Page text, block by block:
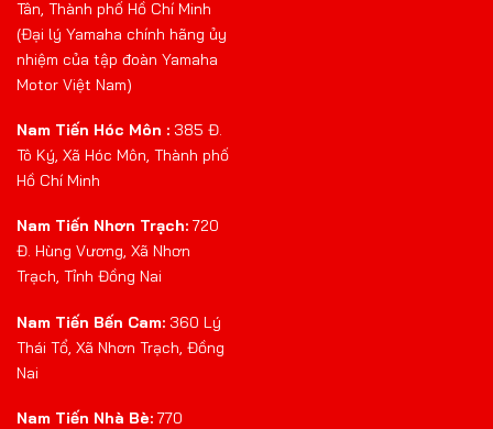
Tân, Thành phố Hồ Chí Minh
(Đại lý Yamaha chính hãng ủy
nhiệm của tập đoàn Yamaha
Motor Việt Nam)
Nam Tiến Hóc Môn : 385 Đ.
Tô Ký, Xã Hóc Môn, Thành phố
Hồ Chí Minh
Nam Tiến Nhơn Trạch: 720
Đ. Hùng Vương, Xã Nhơn
Trạch, Tỉnh Đồng Nai
Nam Tiến Bến Cam: 360 Lý
Thái Tổ, Xã Nhơn Trạch, Đồng
Nai
Nam Tiến Nhà Bè: 770